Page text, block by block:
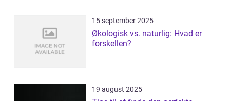
15 september 2025
Økologisk vs. naturlig: Hvad er
forskellen?
19 august 2025